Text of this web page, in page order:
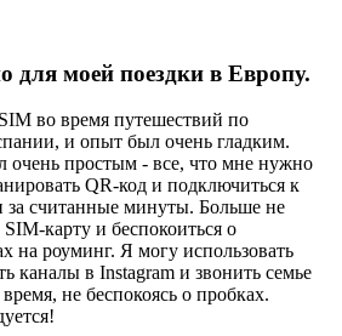
для моей поездки в Европу.
во время путешествий по
и опыт был очень гладким.
очень простым - все, что мне нужно
QR-код и подключиться к
за считанные минуты. Больше не
карту и беспокоиться о
на роуминг. Я могу использовать
каналы в Instagram и звонить семье
не беспокоясь о пробках.